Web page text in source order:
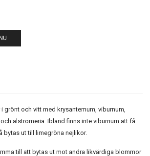
grönt och vitt med krysantemum, viburnum,
alstromeria. Ibland finns inte viburnum att få
bytas ut till limegröna nejlikor.
till att bytas ut mot andra likvärdiga blommor